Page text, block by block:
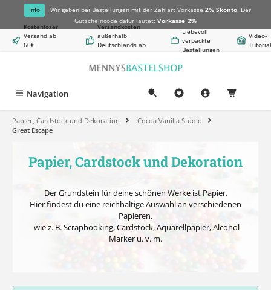
springen
Info Wir geben bei Bestellungen mit der Zahlart Vorkasse 2% Skonto. Der
Gutscheincode dafür lautet: Vorkasse_2%
Kostenloser
Versand ab
60€
Versandkosten
außerhalb
Deutschlands ab
Liebevoll
verpackte
Bestellungen
Video-
Navigation
Papier, Cardstock und Dekoration
Cocoa Vanilla Studio
Great Escape
Papier, Cardstock und Dekoration
Der Grundstein für deine schönen Werke ist Papier.
Hier findest du eine reichhaltige Auswahl an verschiedenen
Papieren,
wie z. B.Scrapbooking, Cardstock, Aquarellpapier, Alcohol
Marker u. v. m.